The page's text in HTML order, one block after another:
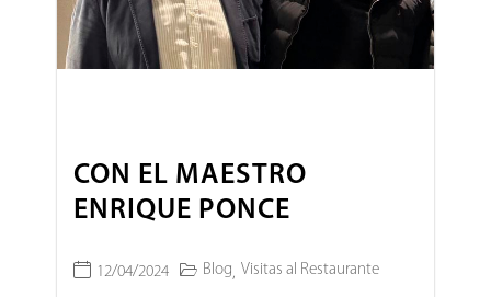
CON EL MAESTRO
ENRIQUE PONCE
12/04/2024 Blog, Visitas al Restaurante